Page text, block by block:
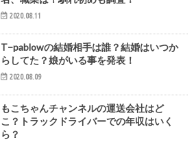
2020.08.11
T−pablowの結婚相手は誰？結婚はいつか
らしてた？娘がいる事を発表！
2020.08.09
もこちゃんチャンネルの運送会社はど
こ？トラックドライバーでの年収はいく
ら？